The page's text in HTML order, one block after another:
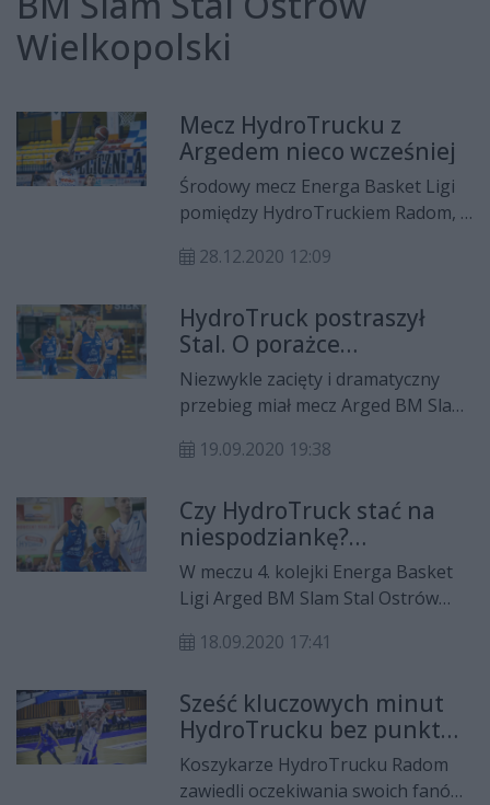
Wielkopolski
Mecz HydroTrucku z
Argedem nieco wcześniej
Środowy mecz Energa Basket Ligi
pomiędzy HydroTruckiem Radom, a
Wielkopolski rozpocznie się o godz.
28.12.2020 12:09
HydroTruck postraszył
Stal. O porażce
zadecydowała dogrywka
Niezwykle zacięty i dramatyczny
przebieg miał mecz Arged BM Slam
HydroTruckiem Radom. O jego
pięć minut!
19.09.2020 19:38
Czy HydroTruck stać na
niespodziankę?
Radomianie zagrają ze
Stalą w Ostrowie
Wielkopolskim
W meczu 4. kolejki Energa Basket
Ligi Arged BM Slam Stal Ostrów
radomskim HydroTruckiem. Dla
występ w sezonie przed własną
publicznością.
18.09.2020 17:41
Sześć kluczowych minut
HydroTrucku bez punktu.
To się musiało, źle
skończyć
Koszykarze HydroTrucku Radom
zawiedli oczekiwania swoich fanów i